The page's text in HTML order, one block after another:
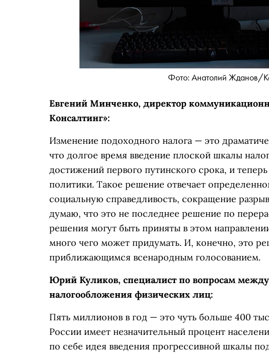
Фото: Анатолий Жданов/
Евгений Минченко, директор
Консалтинг»‎:
Изменение подоходного налога — это
что долгое время введение плоской шкалы
достижений первого путинского срока, и
политики. Такое решение отвечает
социальную справедливость, сокращение
думаю, что это не последнее решение по
решения могут быть приняты в этом
много чего может придумать. И, конечно, это
приближающимся всенародным голосованием.
Юрий Куликов, специалист по вопросам
налогообложения физических лиц:
Пять миллионов в год — это чуть больше 400
России имеет незначительный процент
по себе идея введения прогрессивной шкалы